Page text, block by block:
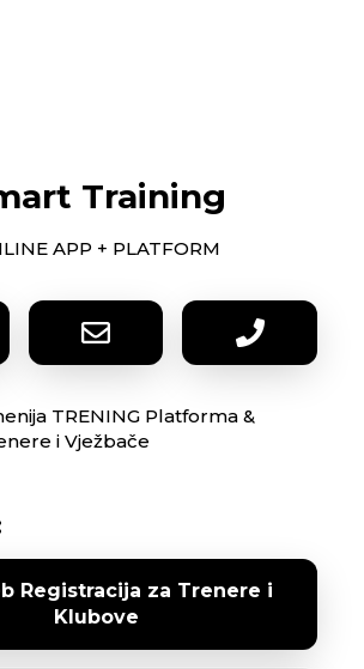
Training
APP + PLATFORM
TRENING Platforma &
i Vježbače
Registracija za Trenere i
Klubove